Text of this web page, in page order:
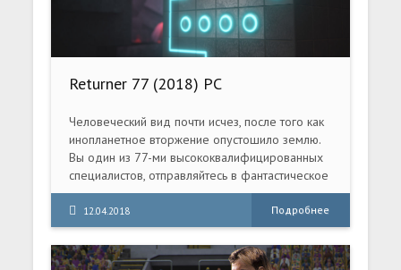
Returner 77 (2018) PC
Человеческий вид почти исчез, после того как
инопланетное вторжение опустошило землю.
Вы один из 77-ми высококвалифицированных
специалистов, отправляйтесь в фантастическое
приключение, чтобы спасти человечество.
12.04.2018 Подробнее